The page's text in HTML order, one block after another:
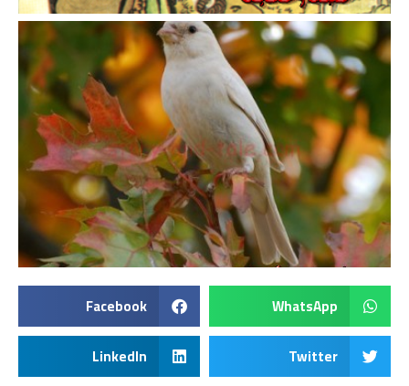
WhatsApp
Facebook
Twitter
LinkedIn